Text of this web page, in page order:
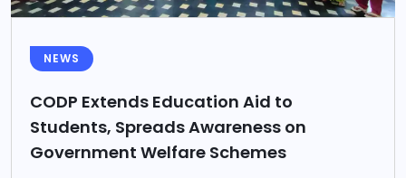
NEWS
CODP Extends Education Aid to
Students, Spreads Awareness on
Government Welfare Schemes